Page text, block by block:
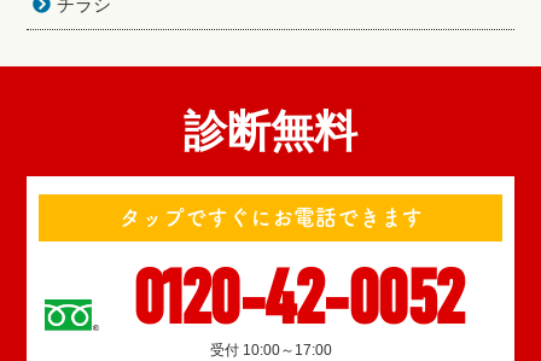
診断無料
タップですぐにお電話できます
0120-42-0052
受付 10:00～17:00